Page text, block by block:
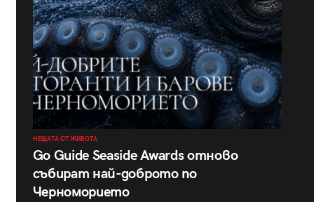
НЕЩАТА ОТ ЖИВОТА
Go Guide Seaside Awards отново
събират най-доброто по
Черноморието